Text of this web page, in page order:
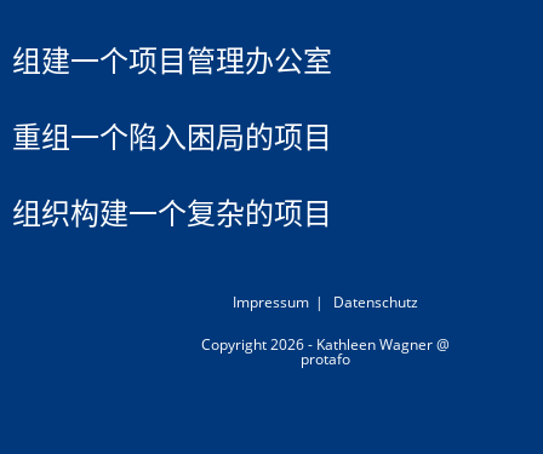
组建一个项目管理办公室
重组一个陷入困局的项目
组织构建一个复杂的项目
Impressum Datenschutz
Copyright 2026 - Kathleen Wagner @
protafo